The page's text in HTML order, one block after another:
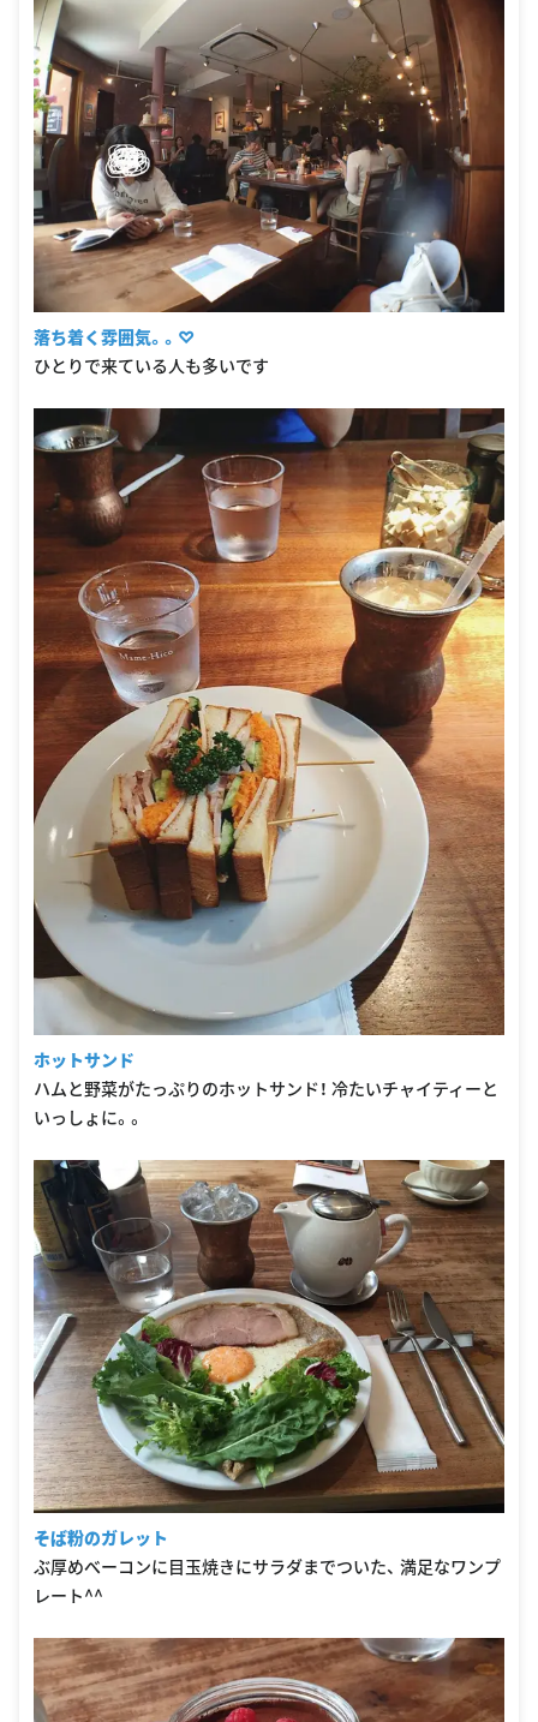
落ち着く雰囲気。。♡
ひとりで来ている人も多いです
ホットサンド
ハムと野菜がたっぷりのホットサンド！ 冷たいチャイティーと
いっしょに。。
そば粉のガレット
ぶ厚めべーコンに目玉焼きにサラダまでついた、 満足なワンプ
レート^^